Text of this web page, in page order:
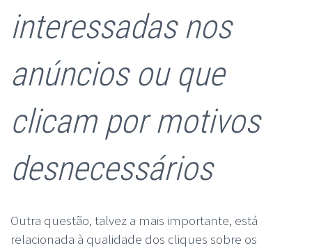
interessadas nos
anúncios ou que
clicam por motivos
desnecessários
Outra questão, talvez a mais importante, está
relacionada à qualidade dos cliques sobre os